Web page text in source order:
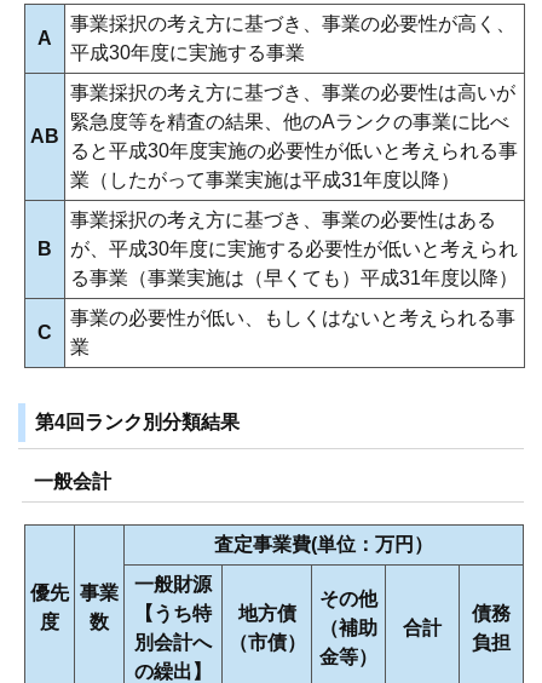
A
事業採択の考え方に基づき、事業の必要性が高く、
平成30年度に実施する事業
AB
事業採択の考え方に基づき、事業の必要性は高いが
緊急度等を精査の結果、他のAランクの事業に比べ
ると平成30年度実施の必要性が低いと考えられる事
業（したがって事業実施は平成31年度以降）
B
事業採択の考え方に基づき、事業の必要性はある
が、平成30年度に実施する必要性が低いと考えられ
る事業（事業実施は（早くても）平成31年度以降）
C
事業の必要性が低い、もしくはないと考えられる事
業
第4回ランク別分類結果
一般会計
優先
度
事業
数
査定事業費(単位：万円）
一般財源
【うち特
別会計へ
の繰出】
地方債
（市債）
その他
（補助
金等）
合計
債務
負担